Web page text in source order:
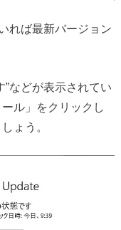
れば最新バージョン
などが表示されてい
ル」をクリックし
ょう。